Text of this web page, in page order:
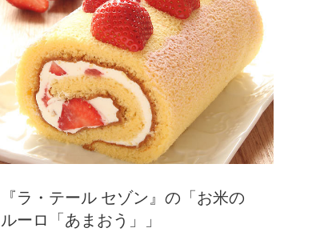
『ラ・テール セゾン』の「お米の
ルーロ「あまおう」」